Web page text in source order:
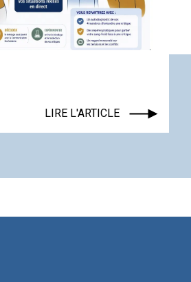
LIRE L'ARTICLE